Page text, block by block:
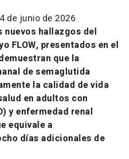
4 de junio de 2026
nuevos hallazgos del
FLOW, presentados en el
que la
de semaglutida
la calidad de vida
en adultos con
y enfermedad renal
equivale a
días adicionales de